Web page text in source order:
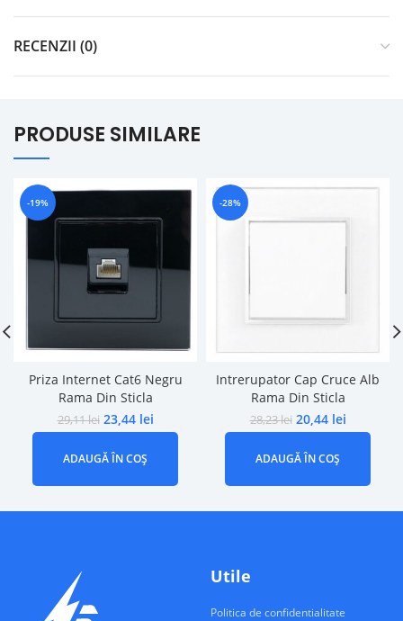
RECENZII (0)
PRODUSE SIMILARE
-19%
Priza Internet Cat6 Negru
Rama Din Sticla
29,11lei 23,44 lei
ADAUGĂ ÎN COȘ
-28%
Intrerupator Cap Cruce Alb
Rama Din Sticla
28,23lei 20,44 lei
ADAUGĂ ÎN COȘ
Utile
Politica de confidentialitate